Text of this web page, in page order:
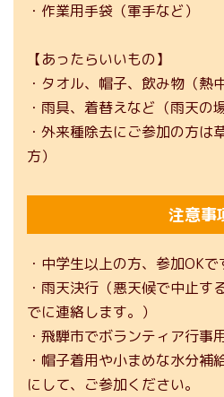
・作業用手袋（軍手など）
【あったらいいもの】
・タオル、帽子、飲み物（熱
・雨具、着替えなど（雨天の
・外来種除去にご参加の方は
方）
注意事
・中学生以上の方、参加OKで
・雨天決行（悪天候で中止す
でに連絡します。）
・飛騨市でボランティア行事
・帽子着用や小まめな水分補
にして、ご参加ください。